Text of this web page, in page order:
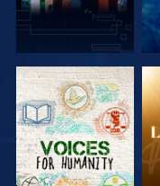
VERKEN DE
SERIE